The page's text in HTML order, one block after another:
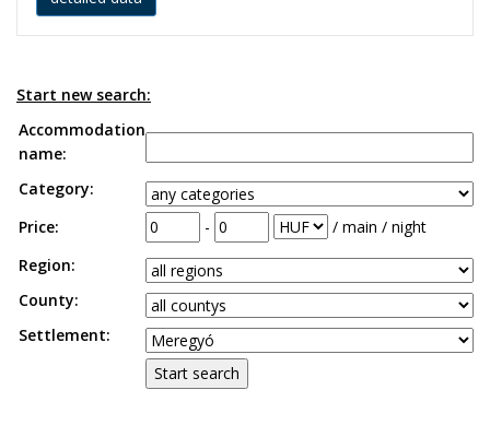
Start new search:
Accommodation
name:
Category:
Price:
-
/ main / night
Region:
County:
Settlement: